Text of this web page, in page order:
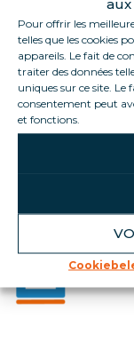
Pour offrir les
telles que les cookies
appareils. Le fait de
traiter des données
uniques sur ce site. Le
consentement peut
et fonctions.
Terug naar